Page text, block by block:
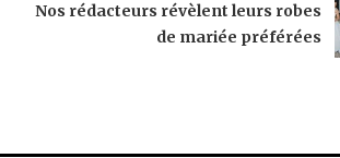
Nos rédacteurs révèlent leurs robes
de mariée préférées